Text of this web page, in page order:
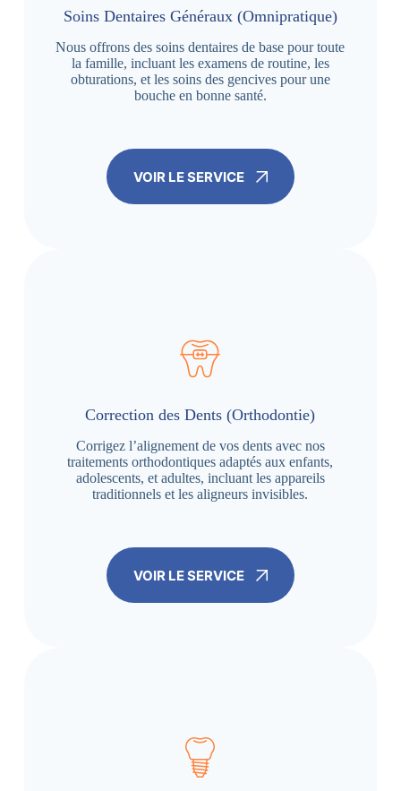
Soins Dentaires Généraux (Omnipratique)
Nous offrons des soins dentaires de base pour toute
la famille, incluant les examens de routine, les
obturations, et les soins des gencives pour une
bouche en bonne santé.
VOIR LE SERVICE
Correction des Dents (Orthodontie)
Corrigez l’alignement de vos dents avec nos
traitements orthodontiques adaptés aux enfants,
adolescents, et adultes, incluant les appareils
traditionnels et les aligneurs invisibles.
VOIR LE SERVICE